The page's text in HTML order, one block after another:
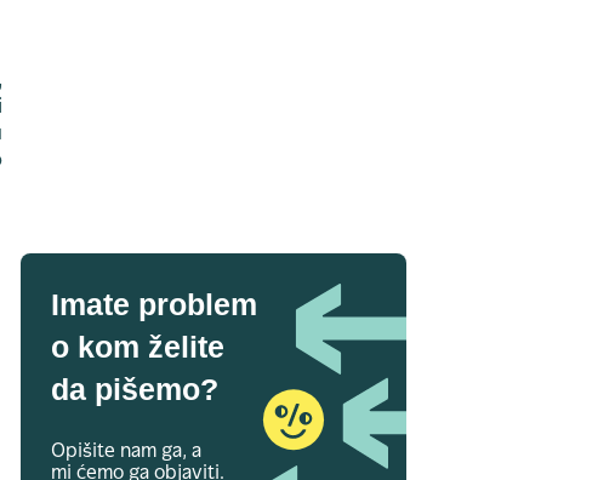
Imate problem
o kom želite
da pišemo?
Opišite nam ga, a
mi ćemo ga objaviti.